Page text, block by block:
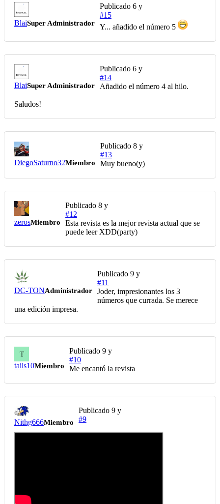
BlaiSuper Administrador
Publicado 6 y
#15
Y... añadido el número 5
BlaiSuper Administrador
Publicado 6 y
#14
Añadido el número 4 al hilo.
Saludos!
DiegoSaturno32Miembro
Publicado 8 y
#13
Muy bueno(y)
zerosMiembro
Publicado 8 y
#12
Esta revista es la mejor revista actual que se
puede leer XDD(party)
DC-TONAdministrador
Publicado 9 y
#11
Joder, impresionantes los 3
números que currada. Se merece
una edición impresa.
T
tails10Miembro
Publicado 9 y
#10
Me encantó la revista
Nithg666Miembro
Publicado 9 y
#9